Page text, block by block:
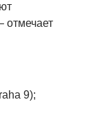
отмечает
9);